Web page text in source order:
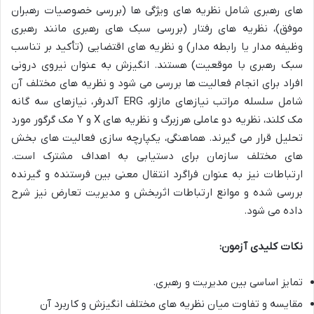
های رهبری شامل نظریه های ویژگی ها (بررسی خصوصیات رهبران
موفق)، نظریه های رفتار (بررسی سبک های رهبری مانند رهبری
وظیفه مدار یا رابطه مدار) و نظریه های اقتضایی (تأکید بر تناسب
سبک رهبری با موقعیت) هستند. انگیزش به عنوان نیروی درونی
افراد برای انجام فعالیت ها بررسی می شود و نظریه های مختلف آن
شامل سلسله مراتب نیازهای مازلو، ERG آلدرفر، نیازهای سه گانه
مک کلند، نظریه دو عاملی هرزبرگ و نظریه های X و Y مک گرگور مورد
تحلیل قرار می گیرند. هماهنگی، یکپارچه سازی فعالیت های بخش
های مختلف سازمان برای دستیابی به اهداف مشترک است.
ارتباطات نیز به عنوان فراگرد انتقال معنی بین فرستنده و گیرنده
بررسی شده و موانع ارتباطات اثربخش و مدیریت تعارض نیز شرح
داده می شود.
نکات کلیدی آزمون:
تمایز اساسی بین مدیریت و رهبری.
مقایسه و تفاوت میان نظریه های مختلف انگیزش و کاربرد آن